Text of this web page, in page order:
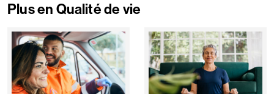
Plus en Qualité de vie